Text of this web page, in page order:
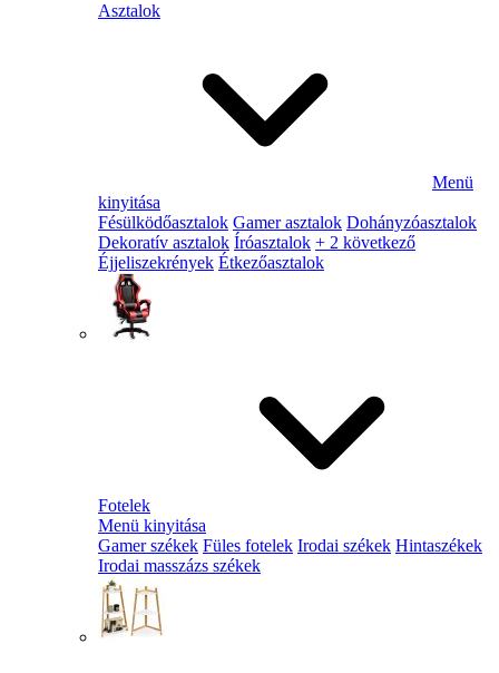
Asztalok
Menü
kinyitása
Fésülködőasztalok Gamer asztalok Dohányzóasztalok
Dekoratív asztalok Íróasztalok + 2 következő
Éjjeliszekrények Étkezőasztalok
Fotelek
Menü kinyitása
Gamer székek Füles fotelek Irodai székek Hintaszékek
Irodai masszázs székek